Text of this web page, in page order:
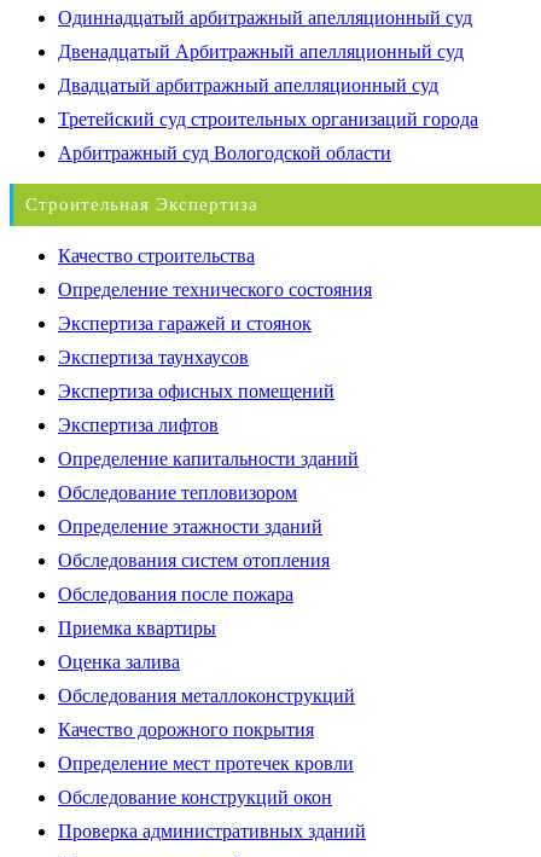
Одиннадцатый арбитражный апелляционный суд
Двенадцатый Арбитражный апелляционный суд
Двадцатый арбитражный апелляционный суд
Третейский суд строительных организаций города
Арбитражный суд Вологодской области
Строительная Экспертиза
Качество строительства
Определение технического состояния
Экспертиза гаражей и стоянок
Экспертиза таунхаусов
Экспертиза офисных помещений
Экспертиза лифтов
Определение капитальности зданий
Обследование тепловизором
Определение этажности зданий
Обследования систем отопления
Обследования после пожара
Приемка квартиры
Оценка залива
Обследования металлоконструкций
Качество дорожного покрытия
Определение мест протечек кровли
Обследование конструкций окон
Проверка административных зданий